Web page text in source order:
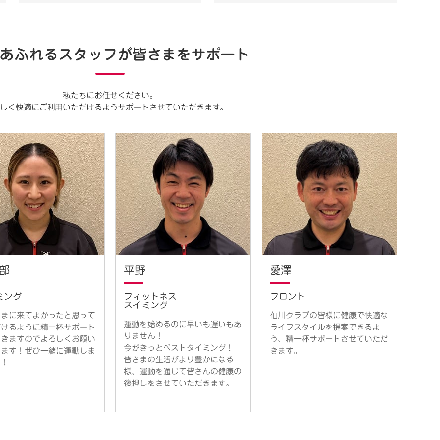
ふれるスタッフが皆さまをサポート
私たちにお任せください。
く快適にご利用いただけるようサポートさせていただきます。
ング
に来てよかったと思って
るように精一杯サポート
ますのでよろしくお願い
す！ぜひ一緒に運動しま
平野
フィットネス
スイミング
運動を始めるのに早いも遅いもあ
りません！
今がきっとベストタイミング！
皆さまの生活がより豊かになる
様、運動を通じて皆さんの健康の
後押しをさせていただきます。
愛澤
フロント
仙川クラブの皆様に健康で快適な
ライフスタイルを提案できるよ
う、精一杯サポートさせていただ
きます。